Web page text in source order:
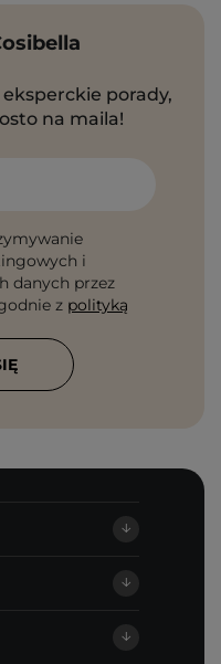
porady,
na maila!
i
danych przez
z polityką